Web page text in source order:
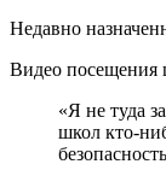
Недавно
Видео посещения
«Я не туда
школ кто-